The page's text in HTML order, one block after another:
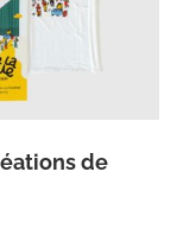
de